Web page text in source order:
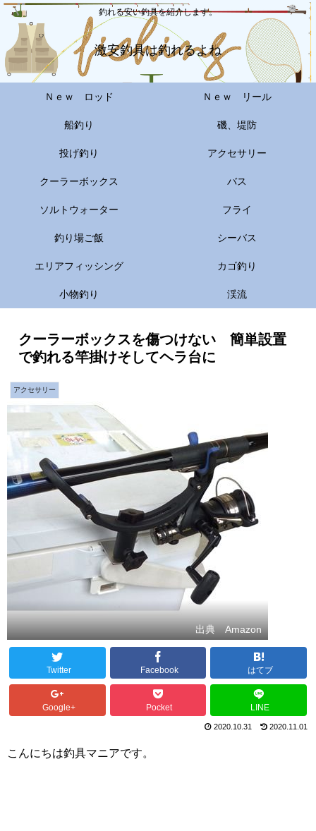
釣れる安い釣具を紹介します。
激安釣具は釣れるよね
Ｎｅｗ ロッド Ｎｅｗ リール
船釣り 磯、堤防
投げ釣り アクセサリー
クーラーボックス バス
ソルトウォーター フライ
釣り場ご飯 シーバス
エリアフィッシング カゴ釣り
小物釣り 渓流
クーラーボックスを傷つけない 簡単設置
で釣れる竿掛けそしてヘラ台に
アクセサリー
出典 Amazon
Twitter Facebook はてブ
Google+ Pocket LINE
2020.10.31 2020.11.01
こんにちは釣具マニアです。